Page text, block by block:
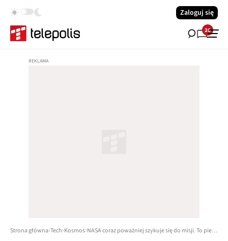
Zaloguj się
26
Strona główna Tech Kosmos NASA coraz poważniej szykuje się do misji. To pierwsza od 50 lat